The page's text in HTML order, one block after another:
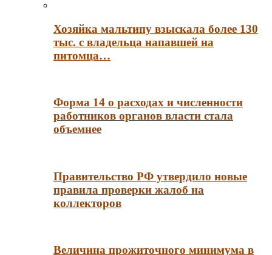
Хозяйка мальтипу взыскала более 130
тыс. с владельца напавшей на
питомца…
Форма 14 о расходах и численности
работников органов власти стала
объемнее
Правительство РФ утвердило новые
правила проверки жалоб на
коллекторов
Величина прожиточного минимума в